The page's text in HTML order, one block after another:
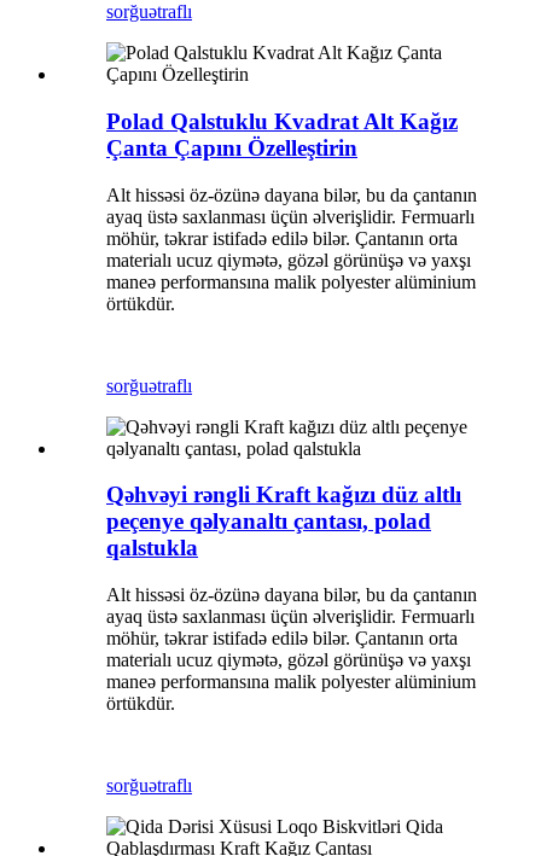
sorğuətraflı
Polad Qalstuklu Kvadrat Alt Kağız
Çanta Çapını Özelleştirin
Alt hissəsi öz-özünə dayana bilər, bu da çantanın
ayaq üstə saxlanması üçün əlverişlidir. Fermuarlı
möhür, təkrar istifadə edilə bilər. Çantanın orta
materialı ucuz qiymətə, gözəl görünüşə və yaxşı
maneə performansına malik polyester alüminium
örtükdür.
sorğuətraflı
Qəhvəyi rəngli Kraft kağızı düz altlı
peçenye qəlyanaltı çantası, polad
qalstukla
Alt hissəsi öz-özünə dayana bilər, bu da çantanın
ayaq üstə saxlanması üçün əlverişlidir. Fermuarlı
möhür, təkrar istifadə edilə bilər. Çantanın orta
materialı ucuz qiymətə, gözəl görünüşə və yaxşı
maneə performansına malik polyester alüminium
örtükdür.
sorğuətraflı